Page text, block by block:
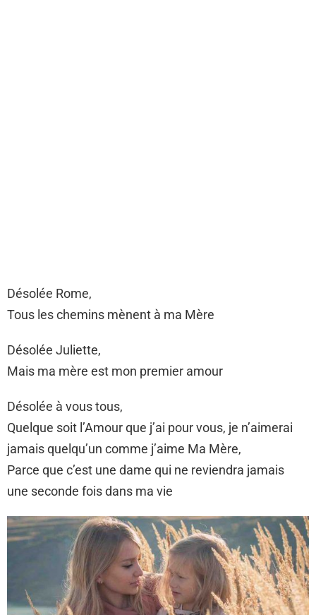
Désolée Rome,
Tous les chemins mènent à ma Mère
Désolée Juliette,
Mais ma mère est mon premier amour
Désolée à vous tous,
Quelque soit l’Amour que j’ai pour vous, je n’aimerai
jamais quelqu’un comme j’aime Ma Mère,
Parce que c’est une dame qui ne reviendra jamais
une seconde fois dans ma vie